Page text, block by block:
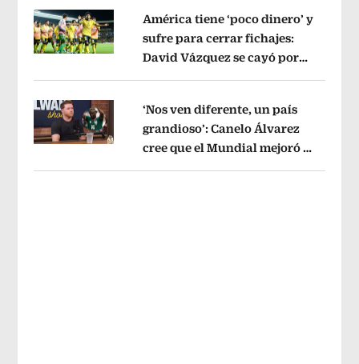
Opens in new window
América tiene ‘poco dinero’ y
sufre para cerrar fichajes:
David Vázquez se cayó por
Opens in new window
‘Nos ven diferente, un país
grandioso’: Canelo Álvarez
cree que el Mundial mejoró la